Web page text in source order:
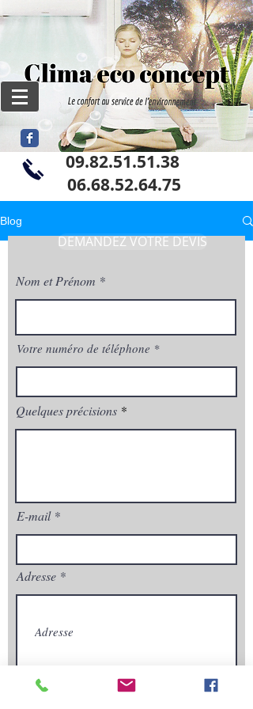
09.82.51.51.38
06.68.52.64.75
Blog
DEMANDEZ VOTRE DEVIS
Nom et Prénom
Votre numéro de téléphone
Quelques précisions
E-mail
Adresse
Envoyez